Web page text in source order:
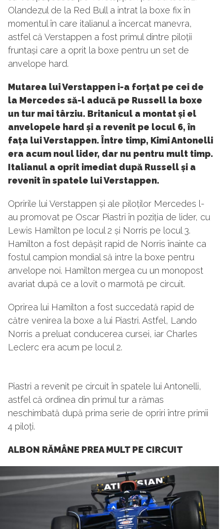
Olandezul de la Red Bull a intrat la boxe fix în
momentul în care italianul a încercat manevra,
astfel că Verstappen a fost primul dintre piloții
fruntași care a oprit la boxe pentru un set de
anvelope hard.
Mutarea lui Verstappen i-a forțat pe cei de
la Mercedes să-l aducă pe Russell la boxe
un tur mai târziu. Britanicul a montat și el
anvelopele hard și a revenit pe locul 6, în
fața lui Verstappen. Între timp, Kimi Antonelli
era acum noul lider, dar nu pentru mult timp.
Italianul a oprit imediat după Russell și a
revenit în spatele lui Verstappen.
Opririle lui Verstappen și ale piloților Mercedes l-
au promovat pe Oscar Piastri în poziția de lider, cu
Lewis Hamilton pe locul 2 și Norris pe locul 3.
Hamilton a fost depășit rapid de Norris înainte ca
fostul campion mondial să intre la boxe pentru
anvelope noi. Hamilton mergea cu un monopost
avariat după ce a lovit o marmotă pe circuit.
Oprirea lui Hamilton a fost succedată rapid de
către venirea la boxe a lui Piastri. Astfel, Lando
Norris a preluat conducerea cursei, iar Charles
Leclerc era acum pe locul 2.
Piastri a revenit pe circuit în spatele lui Antonelli,
astfel că ordinea din primul tur a rămas
neschimbată după prima serie de opriri între primii
4 piloți.
ALBON RĂMÂNE PREA MULT PE CIRCUIT